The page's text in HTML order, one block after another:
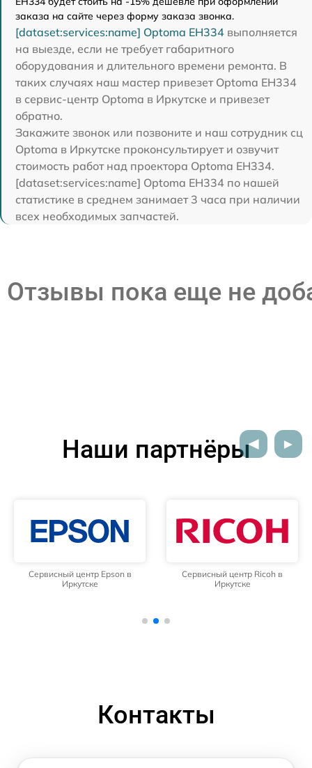
заказа на сайте через форму заказа звонка.
[dataset:services:name] Optoma EH334 выполняется
на выезде, если не требует габаритного
оборудования и длительного времени ремонта. В
таких случаях наш мастер привезет Optoma EH334
в сервис-центр Optoma в Иркутске и привезет
обратно.
Закажите звонок или позвоните и наш сотрудник сц
Optoma в Иркутске проконсультирует и озвучит
стоимость работ над проектора Optoma EH334.
[dataset:services:name] Optoma EH334 по нашей
статистике в среднем занимает 3 часа при наличии
всех необходимых запчастей.
Отзывы пока еще не
Наши партнёры
Сервисный центр Epson в
Иркутске
Сервисный центр Ricoh в
Иркутске
Контакты